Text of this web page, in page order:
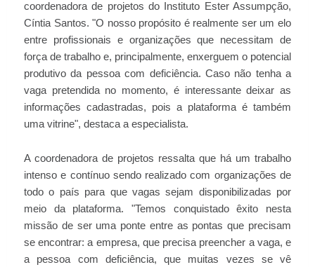
coordenadora de projetos do Instituto Ester Assumpção,
Cíntia Santos. "O nosso propósito é realmente ser um elo
entre profissionais e organizações que necessitam de
força de trabalho e, principalmente, enxerguem o potencial
produtivo da pessoa com deficiência. Caso não tenha a
vaga pretendida no momento, é interessante deixar as
informações cadastradas, pois a plataforma é também
uma vitrine", destaca a especialista.
A coordenadora de projetos ressalta que há um trabalho
intenso e contínuo sendo realizado com organizações de
todo o país para que vagas sejam disponibilizadas por
meio da plataforma. "Temos conquistado êxito nesta
missão de ser uma ponte entre as pontas que precisam
se encontrar: a empresa, que precisa preencher a vaga, e
a pessoa com deficiência, que muitas vezes se vê